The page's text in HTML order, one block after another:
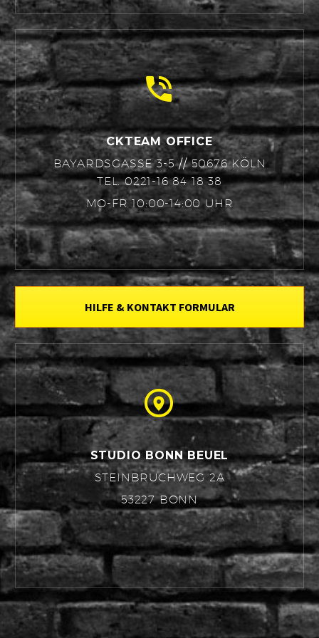


CKTEAM OFFICE
BAYARDSGASSE 3-5 // 50676 KÖLN
TEL. 0221-16 84 18 38
MO-FR 10:00-14:00 UHR
HILFE & KONTAKT FORMULAR


STUDIO BONN BEUEL
STEINBRUCHWEG 2A
53227 BONN